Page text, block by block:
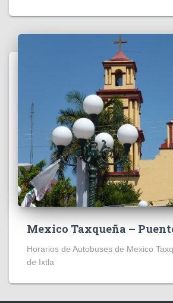
Mexico Taxqueña –
Horarios de Autobuses de Mexico
de Ixtla